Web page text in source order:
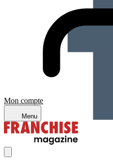
Mon compte
Menu